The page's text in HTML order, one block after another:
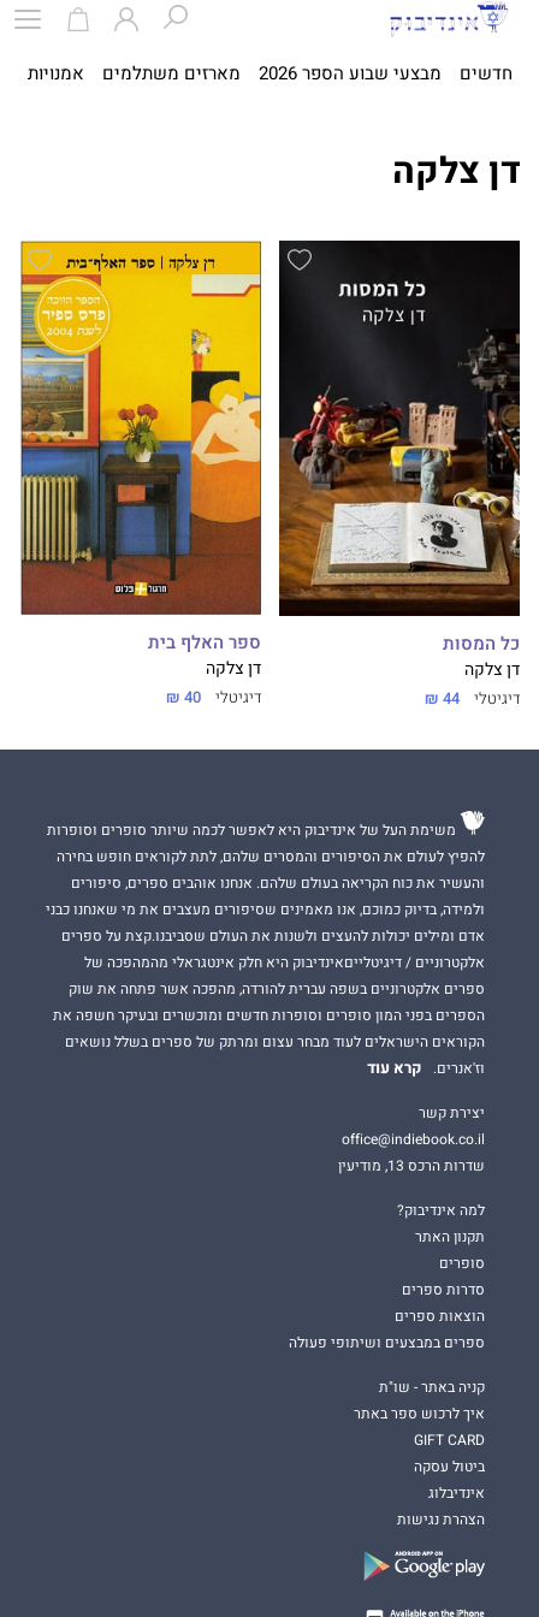
חדשים מבצעי שבוע הספר 2026 מארזים משתלמים אמנויות
דן צלקה
כל המסות
דן צלקה
דיגיטלי 44 ₪
ספר האלף בית
דן צלקה
דיגיטלי 40 ₪
משימת העל של אינדיבוק היא לאפשר לכמה שיותר סופרים וסופרות
להפיץ לעולם את הסיפורים והמסרים שלהם, לתת לקוראים חופש בחירה
והעשיר את כוח הקריאה בעולם שלהם. אנחנו אוהבים ספרים, סיפורים
ולמידה, בדיוק כמוכם, אנו מאמינים שסיפורים מעצבים את מי שאנחנו כבני
אדם ומילים יכולות להעצים ולשנות את העולם שסביבנו.קצת על ספרים
אלקטרוניים / דיגיטלייםאינדיבוק היא חלק אינטגראלי מהמהפכה של
ספרים אלקטרוניים בשפה עברית להורדה, מהפכה אשר פתחה את שוק
הספרים בפני המון סופרים וסופרות חדשים ומוכשרים ובעיקר חשפה את
הקוראים הישראלים לעוד מבחר עצום ומרתק של ספרים בשלל נושאים
וז'אנרים.
קרא עוד
יצירת קשר
office@indiebook.co.il
שדרות הרכס 13, מודיעין
למה אינדיבוק?
תקנון האתר
סופרים
סדרות ספרים
הוצאות ספרים
ספרים במבצעים ושיתופי פעולה
קניה באתר - שו"ת
איך לרכוש ספר באתר
GIFT CARD
ביטול עסקה
אינדיבלוג
הצהרת נגישות